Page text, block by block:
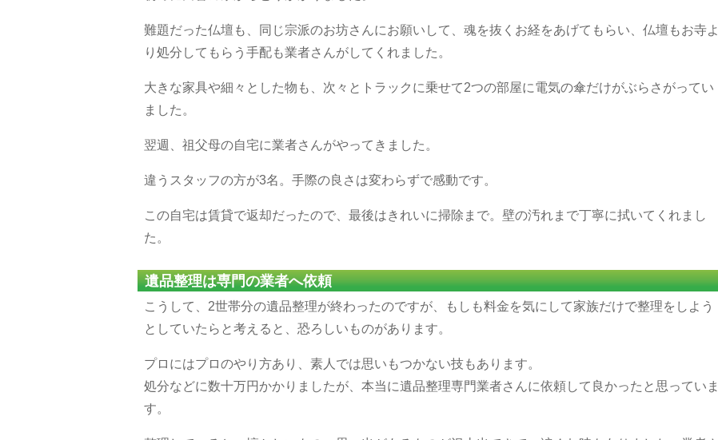
難題だった仏壇も、同じ宗派のお坊さんにお願いして、魂を抜くお経をあげてもらい、仏壇もお寺よ
り処分してもらう手配も業者さんがしてくれました。
大きな家具や細々とした物も、次々とトラックに乗せて2つの部屋に電気の傘だけがぶらさがってい
ました。
翌週、祖父母の自宅に業者さんがやってきました。
違うスタッフの方が3名。手際の良さは変わらずで感動です。
この自宅は賃貸で返却だったので、最後はきれいに掃除まで。壁の汚れまで丁寧に拭いてくれまし
た。
遺品整理は専門の業者へ依頼
こうして、2世帯分の遺品整理が終わったのですが、もしも料金を気にして家族だけで整理をしよう
としていたらと考えると、恐ろしいものがあります。
プロにはプロのやり方あり、素人では思いもつかない技もあります。
処分などに数十万円かかりましたが、本当に遺品整理専門業者さんに依頼して良かったと思っていま
す。